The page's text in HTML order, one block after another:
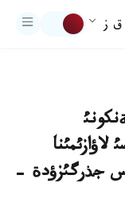
ق ز
جذرگئزؤدة -